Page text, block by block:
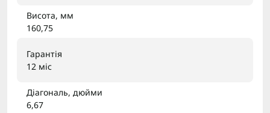
Висота, мм
160,75
Гарантія
12 міс
Діагональ, дюйми
6,67